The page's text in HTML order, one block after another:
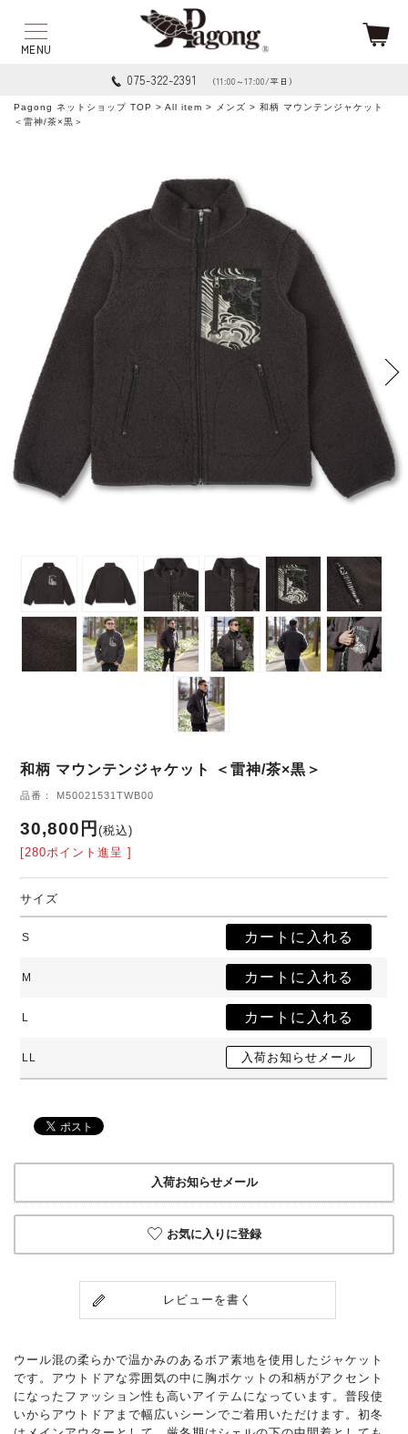
075-322-2391 （11:00～17:00/平日）
Pagong ネットショップ TOP > All item > メンズ > 和柄 マウンテンジャケット
＜雷神/茶×黒＞
和柄 マウンテンジャケット ＜雷神/茶×黒＞
品番： M50021531TWB00
30,800円(税込)
[280ポイント進呈 ]
サイズ
S
M
L
LL
入荷お知らせメール
お気に入りに登録
レビューを書く
ウール混の柔らかで温かみのあるボア素地を使用したジャケット
です。アウトドアな雰囲気の中に胸ポケットの和柄がアクセント
になったファッション性も高いアイテムになっています。普段使
いからアウトドアまで幅広いシーンでご着用いただけます。初冬